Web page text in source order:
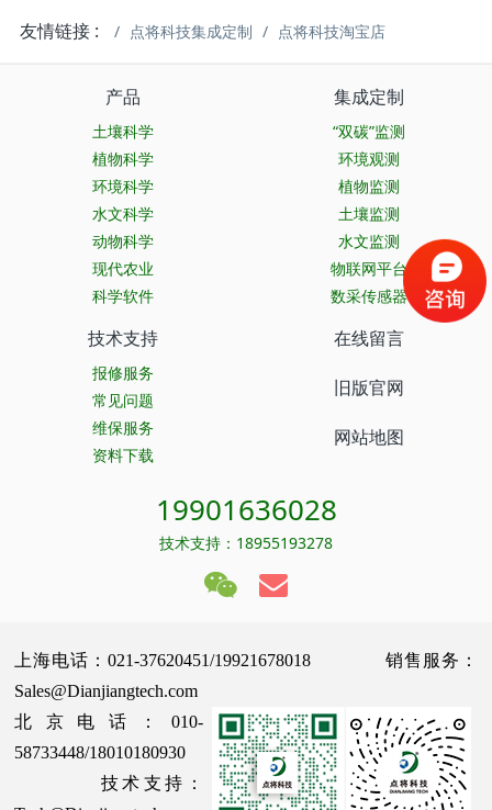
友情链接 : 点将科技集成定制 点将科技淘宝店
产品
土壤科学
植物科学
环境科学
水文科学
动物科学
现代农业
科学软件
集成定制
“双碳”监测
环境观测
植物监测
土壤监测
水文监测
物联网平台
数采传感器
技术支持
报修服务
常见问题
维保服务
资料下载
在线留言
旧版官网
网站地图
19901636028
技术支持：18955193278
上海电话：021-37620451/19921678018 销售服务：
Sales@Dianjiangtech.com
北京电话：010-
58733448/18010180930
技术支持：